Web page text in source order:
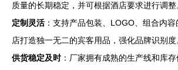
质量的长期稳定，并可根据酒店要求进行调整
定制灵活 ：支持产品包装、LOGO、组合内
店打造独一无二的宾客用品，强化品牌识别度
供货稳定及时：厂家拥有成熟的生产线和库